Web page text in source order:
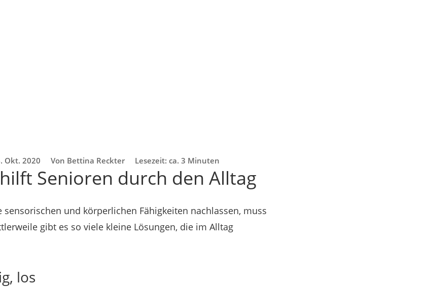
Okt. 2020 Von Bettina Reckter Lesezeit: ca. 3 Minuten
Senioren durch den Alltag
und körperlichen Fähigkeiten nachlassen, muss
gibt es so viele kleine Lösungen, die im Alltag
los